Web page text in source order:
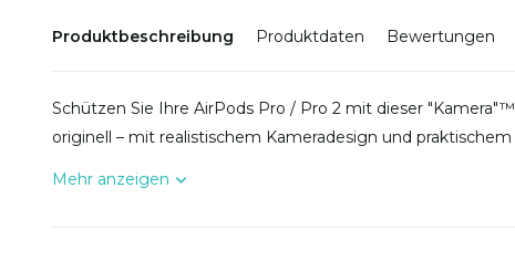
Produktbeschreibung Produktdaten Bewertungen
Schützen Sie Ihre AirPods Pro / Pro 2 mit dieser
originell – mit realistischem Kameradesign und praktischem
Mehr anzeigen